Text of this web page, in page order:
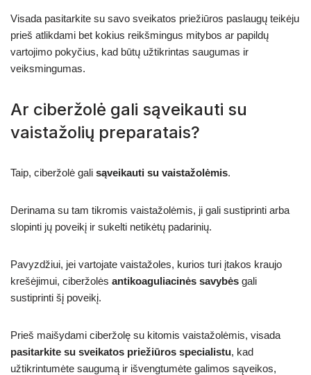
Visada pasitarkite su savo sveikatos priežiūros paslaugų teikėju
prieš atlikdami bet kokius reikšmingus mitybos ar papildų
vartojimo pokyčius, kad būtų užtikrintas saugumas ir
veiksmingumas.
Ar ciberžolė gali sąveikauti su
vaistažolių preparatais?
Taip, ciberžolė gali sąveikauti su vaistažolėmis.
Derinama su tam tikromis vaistažolėmis, ji gali sustiprinti arba
slopinti jų poveikį ir sukelti netikėtų padarinių.
Pavyzdžiui, jei vartojate vaistažoles, kurios turi įtakos kraujo
krešėjimui, ciberžolės antikoaguliacinės savybės gali
sustiprinti šį poveikį.
Prieš maišydami ciberžolę su kitomis vaistažolėmis, visada
pasitarkite su sveikatos priežiūros specialistu, kad
užtikrintumėte saugumą ir išvengtumėte galimos sąveikos,